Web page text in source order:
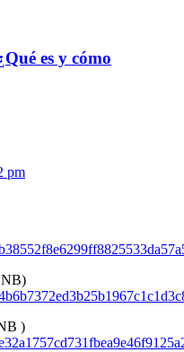
es y cómo
pm
)